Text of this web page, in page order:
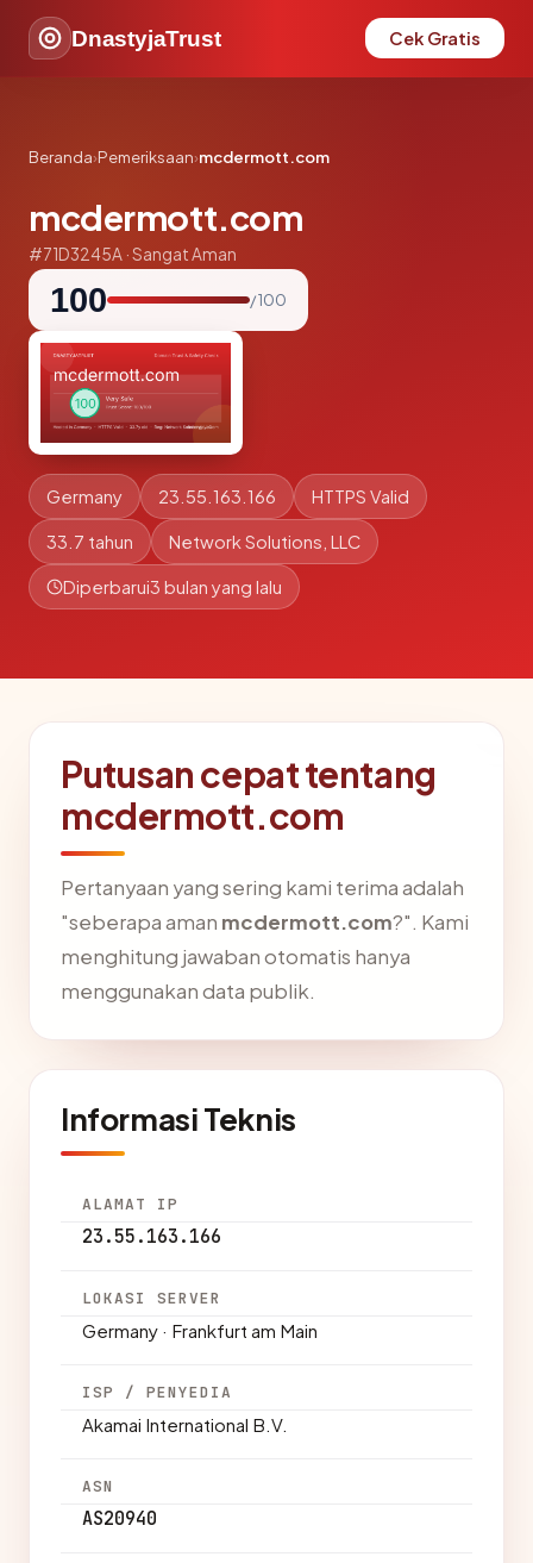
DnastyjaTrust Cek Gratis
Beranda›Pemeriksaan›mcdermott.com
mcdermott.com
#71D3245A · Sangat Aman
100 / 100
Germany 23.55.163.166 HTTPS Valid
33.7 tahun Network Solutions, LLC
Diperbarui3 bulan yang lalu
Putusan cepat tentang
mcdermott.com
Pertanyaan yang sering kami terima adalah
"seberapa aman mcdermott.com?". Kami
menghitung jawaban otomatis hanya
menggunakan data publik.
Informasi Teknis
ALAMAT IP
23.55.163.166
LOKASI SERVER
Germany · Frankfurt am Main
ISP / PENYEDIA
Akamai International B.V.
ASN
AS20940